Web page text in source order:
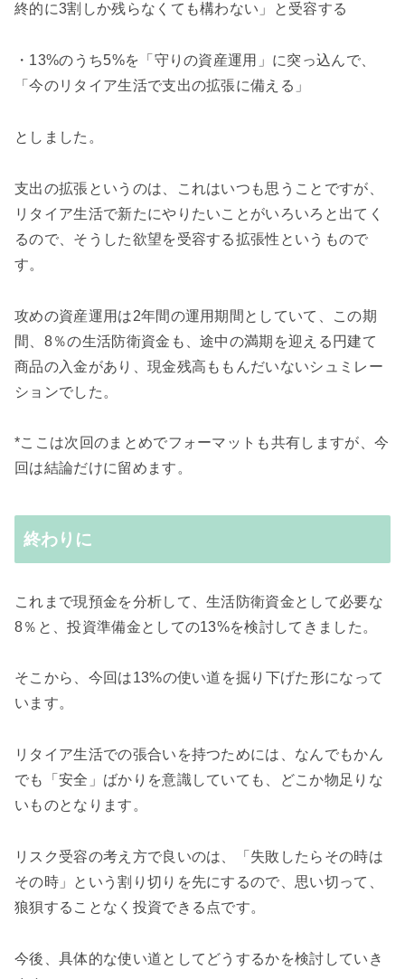
終的に3割しか残らなくても構わない」と受容する
・13%のうち5%を「守りの資産運用」に突っ込んで、
「今のリタイア生活で支出の拡張に備える」
としました。
支出の拡張というのは、これはいつも思うことですが、
リタイア生活で新たにやりたいことがいろいろと出てく
るので、そうした欲望を受容する拡張性というもので
す。
攻めの資産運用は2年間の運用期間としていて、この期
間、8％の生活防衛資金も、途中の満期を迎える円建て
商品の入金があり、現金残高ももんだいないシュミレー
ションでした。
*ここは次回のまとめでフォーマットも共有しますが、今
回は結論だけに留めます。
終わりに
これまで現預金を分析して、生活防衛資金として必要な
8％と、投資準備金としての13%を検討してきました。
そこから、今回は13%の使い道を掘り下げた形になって
います。
リタイア生活での張合いを持つためには、なんでもかん
でも「安全」ばかりを意識していても、どこか物足りな
いものとなります。
リスク受容の考え方で良いのは、「失敗したらその時は
その時」という割り切りを先にするので、思い切って、
狼狽することなく投資できる点です。
今後、具体的な使い道としてどうするかを検討していき